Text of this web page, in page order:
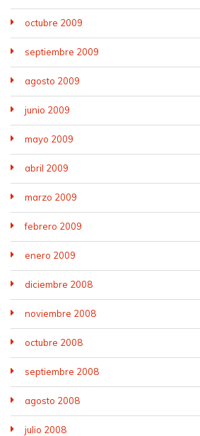
octubre 2009
septiembre 2009
agosto 2009
junio 2009
mayo 2009
abril 2009
marzo 2009
febrero 2009
enero 2009
diciembre 2008
noviembre 2008
octubre 2008
septiembre 2008
agosto 2008
julio 2008